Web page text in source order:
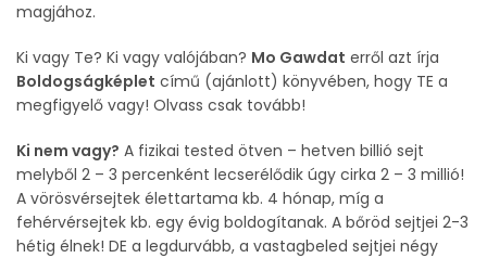
magjához.
Ki vagy Te? Ki vagy valójában? Mo Gawdat erről azt írja
Boldogságképlet című (ajánlott) könyvében, hogy TE a
megfigyelő vagy! Olvass csak tovább!
Ki nem vagy? A fizikai tested ötven – hetven billió sejt
melyből 2 – 3 percenként lecserélődik úgy cirka 2 – 3 millió!
A vörösvérsejtek élettartama kb. 4 hónap, míg a
fehérvérsejtek kb. egy évig boldogítanak. A bőröd sejtjei 2-3
hétig élnek! DE a legdurvább, a vastagbeled sejtjei négy